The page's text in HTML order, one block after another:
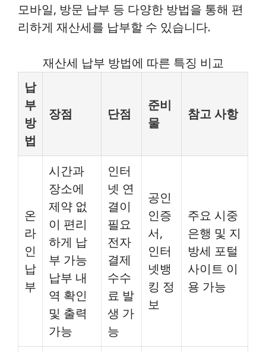
모바일, 방문 납부 등 다양한 방법을 통해 편
리하게 재산세를 납부할 수 있습니다.
재산세 납부 방법에 따른 특징 비교
납
부
방
법
장점 단점
준비
물
참고 사항
온
라
인
납
부
시간과
장소에
제약 없
이 편리
하게 납
부 가능
납부 내
역 확인
및 출력
가능
인터
넷 연
결이
필요
전자
결제
수수
료 발
생 가
능
공인
인증
서,
인터
넷뱅
킹 정
보
주요 시중
은행 및 지
방세 포털
사이트 이
용 가능